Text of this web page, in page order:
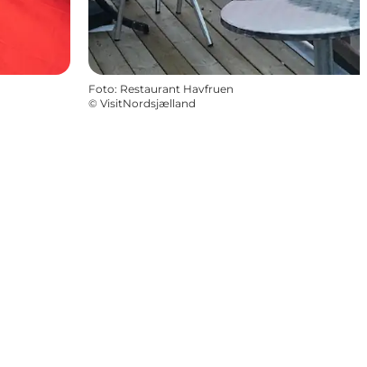
Foto: Restaurant Havfruen
© VisitNordsjælland